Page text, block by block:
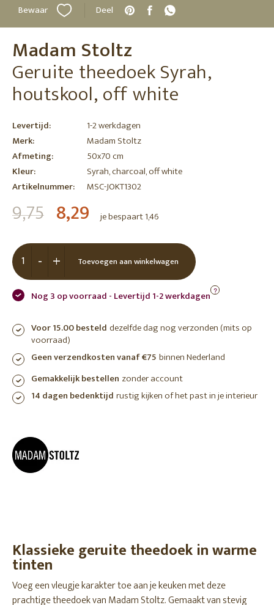
Bewaar Deel
Madam Stoltz
Geruite theedoek Syrah,
houtskool, off white
Levertijd:
1-2 werkdagen
Merk:
Madam Stoltz
Afmeting:
50x70 cm
Kleur:
Syrah, charcoal, off white
Artikelnummer:
MSC-JOKT1302
9,75 8,29 je bespaart 1,46
+
- Toevoegen aan winkelwagen
Nog 3 op voorraad - Levertijd 1-2 werkdagen ?
Voor 15.00 besteld dezelfde dag nog verzonden (mits op
voorraad)
Geen verzendkosten vanaf €75 binnen Nederland
Gemakkelijk bestellen zonder account
14 dagen bedenktijd rustig kijken of het past in je interieur
Klassieke geruite theedoek in warme
tinten
Voeg een vleugje karakter toe aan je keuken met deze
prachtige theedoek van Madam Stoltz. Gemaakt van stevig